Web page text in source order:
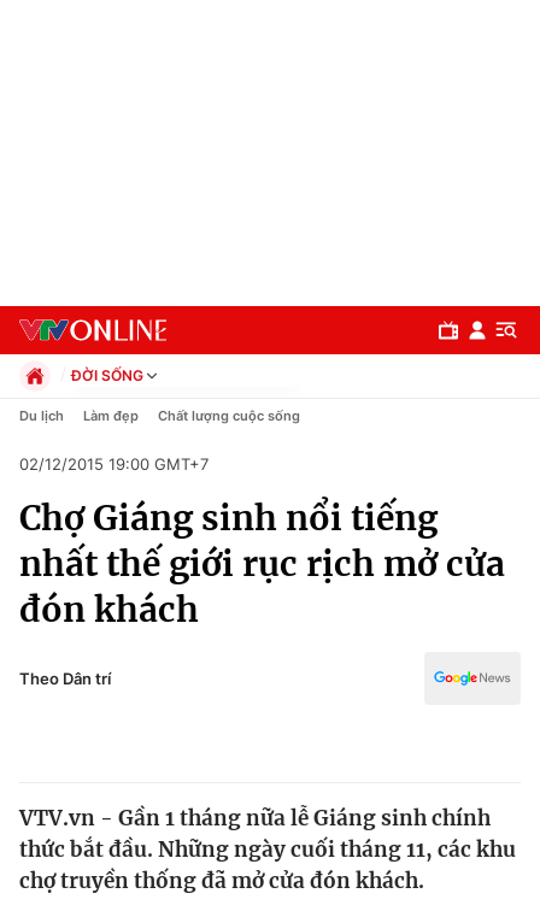
Chuyên mục
Chính trị
Xã hội
Pháp luật
Thế giới
Tin tức
Kinh tế
ĐỜI SỐNG
Chính trị
Pháp luật
Kinh tế
Thể thao
Truyền hình
Văn hóa - Giải trí
Du lịch Làm đẹp Chất lượng cuộc sống
02/12/2015 19:00 GMT+7
Chợ Giáng sinh nổi tiếng
nhất thế giới rục rịch mở cửa
đón khách
Theo Dân trí
VTV.vn - Gần 1 tháng nữa lễ Giáng sinh chính
thức bắt đầu. Những ngày cuối tháng 11, các khu
chợ truyền thống đã mở cửa đón khách.